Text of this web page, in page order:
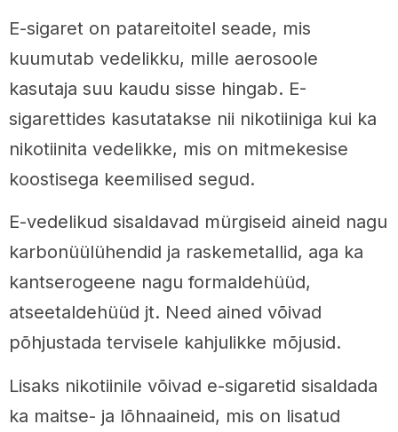
E-sigaret on patareitoitel seade, mis
kuumutab vedelikku, mille aerosoole
kasutaja suu kaudu sisse hingab. E-
sigarettides kasutatakse nii nikotiiniga kui ka
nikotiinita vedelikke, mis on mitmekesise
koostisega keemilised segud.
E-vedelikud sisaldavad mürgiseid aineid nagu
karbonüülühendid ja raskemetallid, aga ka
kantserogeene nagu formaldehüüd,
atseetaldehüüd jt. Need ained võivad
põhjustada tervisele kahjulikke mõjusid.
Lisaks nikotiinile võivad e-sigaretid sisaldada
ka maitse- ja lõhnaaineid, mis on lisatud